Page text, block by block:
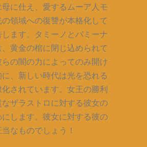
に仕え、愛するムーア人モ
領域への復讐が本格化して
ます。タミーノとパミーナ
黄金の棺に閉じ込められて
の闇の力によってのみ開け
、新しい時代は光を恐れる
されています。女王の勝利
ザラストロに対する彼女の
します。彼女に対する彼の
なものでしょう！